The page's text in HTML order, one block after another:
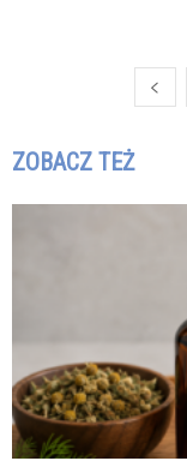
ZOBACZ TEŻ